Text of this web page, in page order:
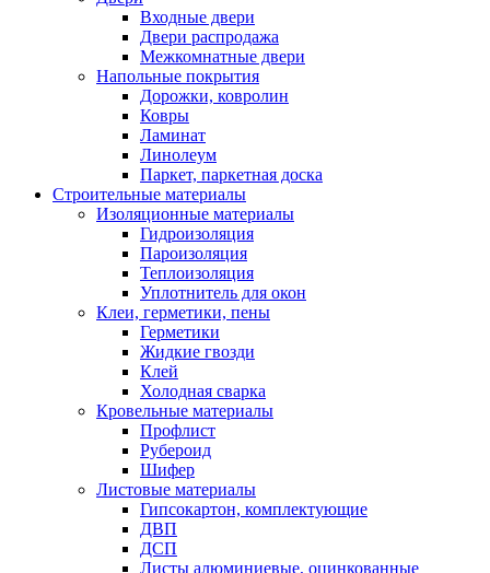
Входные двери
Двери распродажа
Межкомнатные двери
Напольные покрытия
Дорожки, ковролин
Ковры
Ламинат
Линолеум
Паркет, паркетная доска
Строительные материалы
Изоляционные материалы
Гидроизоляция
Пароизоляция
Теплоизоляция
Уплотнитель для окон
Клеи, герметики, пены
Герметики
Жидкие гвозди
Клей
Холодная сварка
Кровельные материалы
Профлист
Рубероид
Шифер
Листовые материалы
Гипсокартон, комплектующие
ДВП
ДСП
Листы алюминиевые, оцинкованные